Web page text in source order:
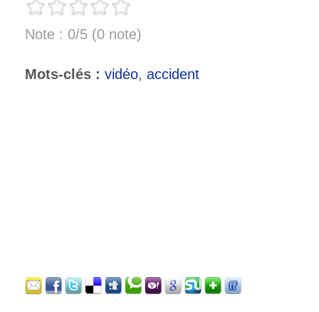
Note : 0/5 (0 note)
Mots-clés : vidéo, accident